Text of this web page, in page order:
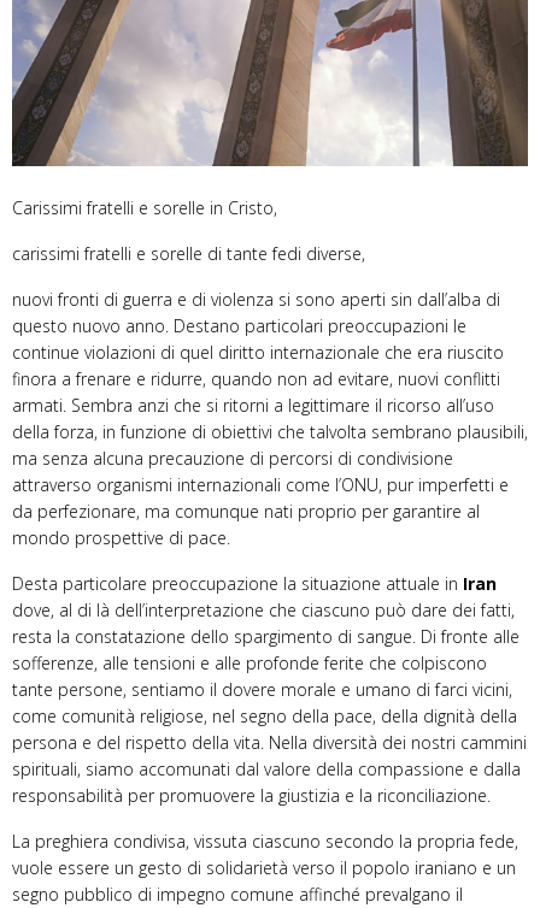
Carissimi fratelli e sorelle in Cristo,
carissimi fratelli e sorelle di tante fedi diverse,
nuovi fronti di guerra e di violenza si sono aperti sin dall’alba di
questo nuovo anno. Destano particolari preoccupazioni le
continue violazioni di quel diritto internazionale che era riuscito
finora a frenare e ridurre, quando non ad evitare, nuovi conflitti
armati. Sembra anzi che si ritorni a legittimare il ricorso all’uso
della forza, in funzione di obiettivi che talvolta sembrano plausibili,
ma senza alcuna precauzione di percorsi di condivisione
attraverso organismi internazionali come l’ONU, pur imperfetti e
da perfezionare, ma comunque nati proprio per garantire al
mondo prospettive di pace.
Desta particolare preoccupazione la situazione attuale in Iran
dove, al di là dell’interpretazione che ciascuno può dare dei fatti,
resta la constatazione dello spargimento di sangue. Di fronte alle
sofferenze, alle tensioni e alle profonde ferite che colpiscono
tante persone, sentiamo il dovere morale e umano di farci vicini,
come comunità religiose, nel segno della pace, della dignità della
persona e del rispetto della vita. Nella diversità dei nostri cammini
spirituali, siamo accomunati dal valore della compassione e dalla
responsabilità per promuovere la giustizia e la riconciliazione.
La preghiera condivisa, vissuta ciascuno secondo la propria fede,
vuole essere un gesto di solidarietà verso il popolo iraniano e un
segno pubblico di impegno comune affinché prevalgano il